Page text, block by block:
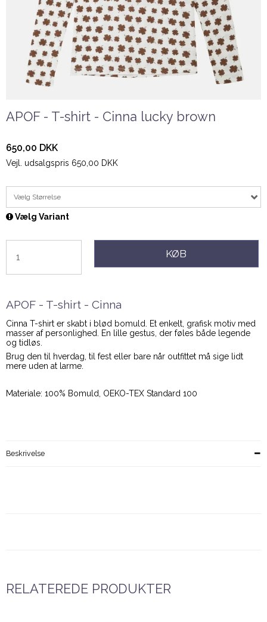
APOF - T-shirt - Cinna lucky brown
650,00 DKK
Vejl. udsalgspris 650,00 DKK
Vælg Størrelse
Vælg Variant
KØB
APOF - T-shirt - Cinna
Cinna T-shirt er skabt i blød bomuld. Et enkelt, grafisk motiv med
masser af personlighed. En lille gestus, der føles både legende
og tidløs.
Brug den til hverdag, til fest eller bare når outfittet må sige lidt
mere uden at larme.
Materiale: 100% Bomuld, OEKO-TEX Standard 100
Beskrivelse
RELATEREDE PRODUKTER